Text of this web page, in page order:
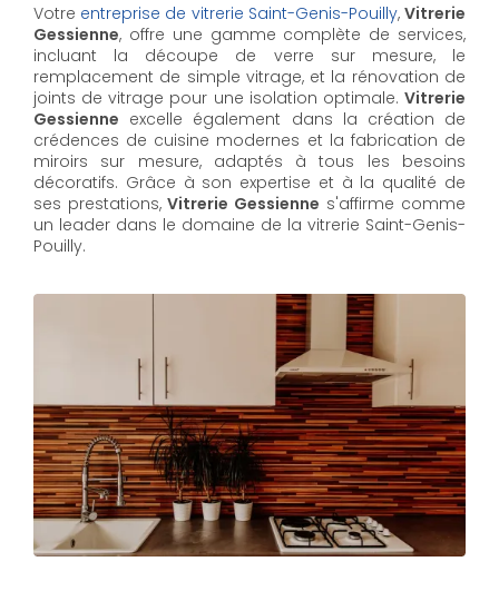
Votre entreprise de vitrerie Saint-Genis-Pouilly,Vitrerie
Gessienne, offre une gamme complète de services,
incluant la découpe de verre sur mesure, le
remplacement de simple vitrage, et la rénovation de
joints de vitrage pour une isolation optimale. Vitrerie
Gessienne excelle également dans la création de
crédences de cuisine modernes et la fabrication de
miroirs sur mesure, adaptés à tous les besoins
décoratifs. Grâce à son expertise et à la qualité de
ses prestations, Vitrerie Gessienne s'affirme comme
un leader dans le domaine de la vitrerie Saint-Genis-
Pouilly.